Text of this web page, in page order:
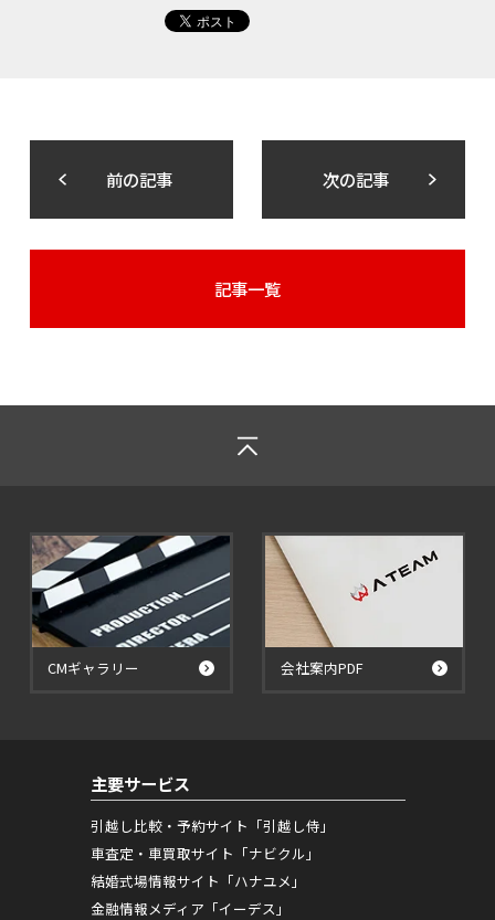
前の記事 次の記事
記事一覧
CMギャラリー 会社案内PDF
主要サービス
引越し比較・予約サイト「引越し侍」
車査定・車買取サイト「ナビクル」
結婚式場情報サイト「ハナユメ」
金融情報メディア「イーデス」